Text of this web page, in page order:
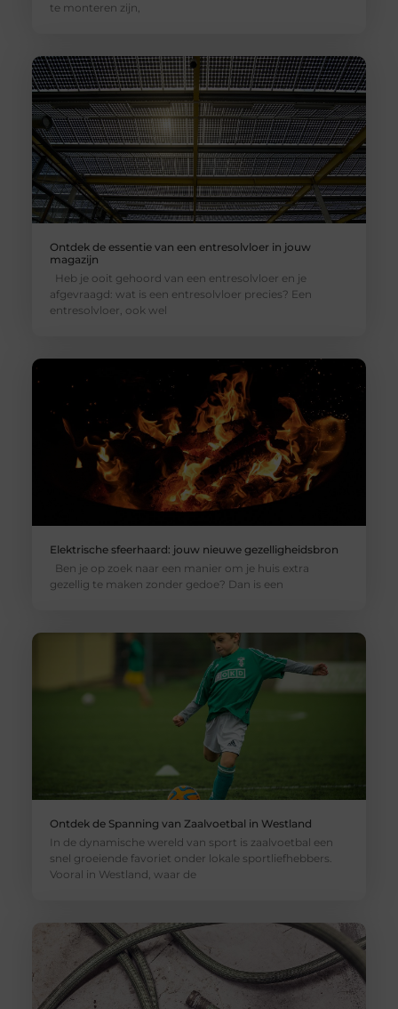
te monteren zijn,
Ontdek de essentie van een entresolvloer in jouw
magazijn
Heb je ooit gehoord van een entresolvloer en je
afgevraagd: wat is een entresolvloer precies? Een
entresolvloer, ook wel
Elektrische sfeerhaard: jouw nieuwe gezelligheidsbron
Ben je op zoek naar een manier om je huis extra
gezellig te maken zonder gedoe? Dan is een
Ontdek de Spanning van Zaalvoetbal in Westland
In de dynamische wereld van sport is zaalvoetbal een
snel groeiende favoriet onder lokale sportliefhebbers.
Vooral in Westland, waar de